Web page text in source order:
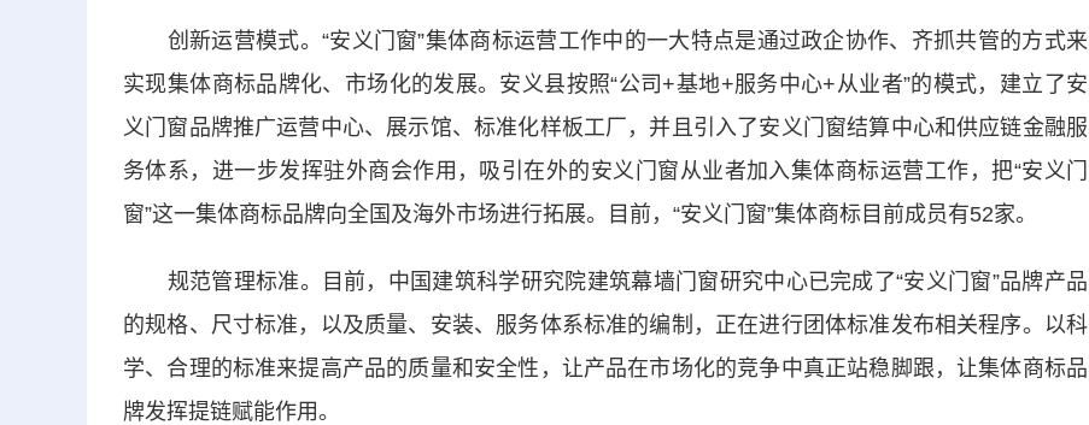
创新运营模式。“安义门窗”集体商标运营工作中的一大特点是通过政企协作、齐抓共管的方式来
实现集体商标品牌化、市场化的发展。安义县按照“公司+基地+服务中心+从业者”的模式，建立了安
义门窗品牌推广运营中心、展示馆、标准化样板工厂，并且引入了安义门窗结算中心和供应链金融服
务体系，进一步发挥驻外商会作用，吸引在外的安义门窗从业者加入集体商标运营工作，把“安义门
窗”这一集体商标品牌向全国及海外市场进行拓展。目前，“安义门窗”集体商标目前成员有52家。
规范管理标准。目前，中国建筑科学研究院建筑幕墙门窗研究中心已完成了“安义门窗”品牌产品
的规格、尺寸标准，以及质量、安装、服务体系标准的编制，正在进行团体标准发布相关程序。以科
学、合理的标准来提高产品的质量和安全性，让产品在市场化的竞争中真正站稳脚跟，让集体商标品
牌发挥提链赋能作用。